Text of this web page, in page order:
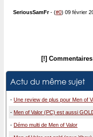
SeriousSamFr- (#0) 09 février
[!]
Actu du même sujet
- Une review de plus pour Men of
- Men of Valor (PC) est aussi
- Démo multi de Men of Valor